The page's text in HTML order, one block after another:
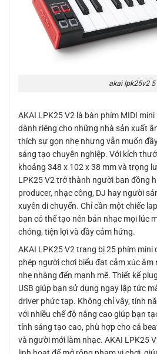
akai lpk25v2 5
AKAI LPK25 V2 là bàn phím MIDI
dành riêng cho những nhà sản xuất
thích sự gọn nhẹ nhưng vẫn muốn
sáng tạo chuyên nghiệp. Với kích
khoảng 348 x 102 x 38 mm và trọng
LPK25 V2 trở thành người bạn đồng
producer, nhạc công, DJ hay người
xuyên di chuyển. Chỉ cần một chiếc
bạn có thể tạo nên bản nhạc mọi lúc
chóng, tiện lợi và đầy cảm hứng.
AKAI LPK25 V2 trang bị 25 phím mini
phép người chơi biểu đạt cảm xúc
nhẹ nhàng đến mạnh mẽ. Thiết kế
USB giúp bạn sử dụng ngay lập tức
driver phức tạp. Không chỉ vậy, tính
với nhiều chế độ nâng cao giúp bạn
tính sáng tạo cao, phù hợp cho cả
và người mới làm nhạc. AKAI LPK25